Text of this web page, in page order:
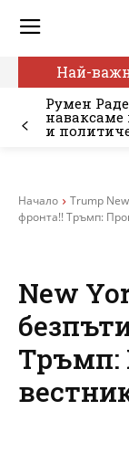
Най-
Румен
наваксаме
и
Начало Trump
фронта!! Тръмп:
New
Тръмп: